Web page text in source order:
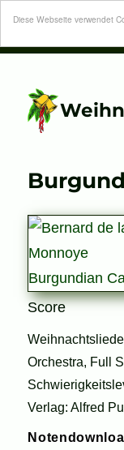
Diese Webseite verwendet
Score
Orchestra, Full
Verlag: Alfred